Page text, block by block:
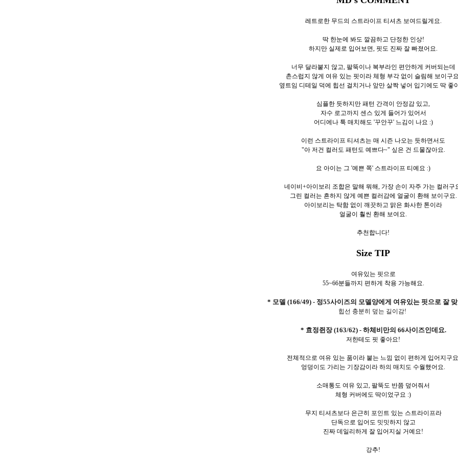
레트로한 무드의 스트라이프 티셔츠 보여드릴게요.
딱 한눈에 봐도 깔끔하고 단정한 인상!
하지만 실제로 입어보면, 핏도 진짜 잘 빠졌어요.
너무 달라붙지 않고, 팔뚝이나 복부라인 편안하게 커버되는데
촌스럽지 않게 여유 있는 핏이라 체형 부각 없이 슬림해 보이구요,
옆트임 디테일 덕에 힙선 걸치거나 앞만 살짝 넣어 입기에도 딱 좋
심플한 듯하지만 패턴 간격이 안정감 있고,
자수 로고까지 센스 있게 들어가 있어서
어디에나 툭 매치해도 '꾸안꾸' 느김이 나요 :)
이런 스트라이프 티셔츠는 매 시즌 나오는 듯하면서도
"아 저건 컬러도 패턴도 예쁘다~" 싶은 건 드물잖아요.
요 아이는 그 '예쁜 쪽' 스트라이프 티예요 :)
네이비+아이보리 조합은 말해 뭐해, 가장 손이 자주 가는 컬러구
그린 컬러는 흔하지 않게 예쁜 컬러감에 얼굴이 환해 보이구요.
아이보리는 탁함 없이 깨끗하고 맑은 화사한 톤이라
얼굴이 훨씬 환해 보여요.
추천합니다!
Size TIP
여유있는 핏으로
55~66분들까지 편하게 착용 가능해요.
* 모델 (166/49) - 정55사이즈의 모델양에게 여유있는 핏으로 잘
힙선 충분히 덮는 길이감!
* 효정쥔장 (163/62) - 하체비만의 66사이즈인데요.
저한테도 핏 좋아요!
전체적으로 여유 있는 품이라 붙는 느낌 없이 편하게 입어지구요,
엉덩이도 가리는 기장감이라 하의 매치도 수월했어요.
소매통도 여유 있고, 팔뚝도 반쯤 덮어줘서
체형 커버에도 딱이었구요 :)
무지 티셔츠보다 은근히 포인트 있는 스트라이프라
단독으로 입어도 밋밋하지 않고
진짜 데일리하게 잘 입어지실 거예요!
강추!